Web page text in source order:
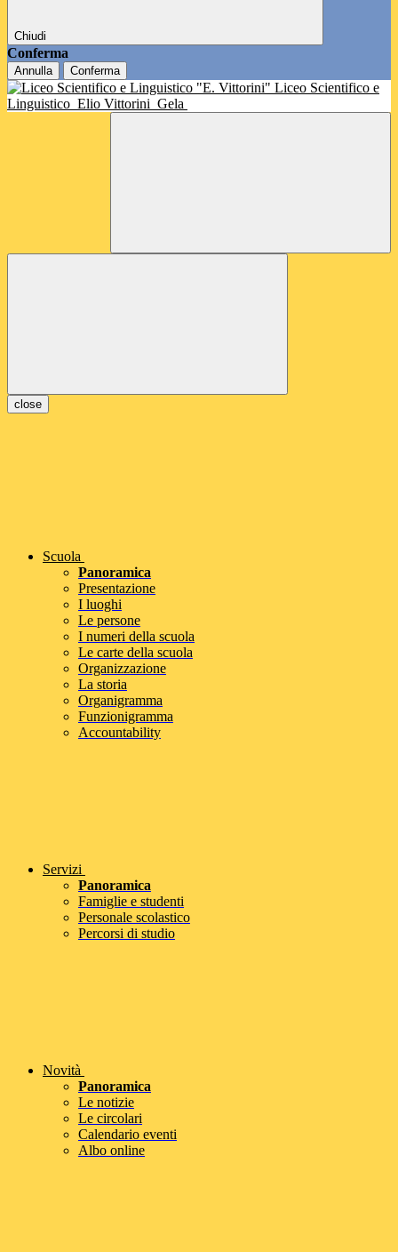
Chiudi
Conferma
Annulla Conferma
Liceo Scientifico e
Linguistico Elio Vittorini Gela
close
Scuola
Panoramica
Presentazione
I luoghi
Le persone
I numeri della scuola
Le carte della scuola
Organizzazione
La storia
Organigramma
Funzionigramma
Accountability
Servizi
Panoramica
Famiglie e studenti
Personale scolastico
Percorsi di studio
Novità
Panoramica
Le notizie
Le circolari
Calendario eventi
Albo online